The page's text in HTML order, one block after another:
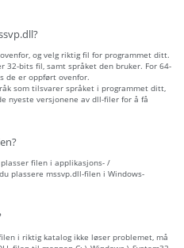
og velg riktig fil for programmet ditt.
32-bits fil, samt språket den bruker. For 64-
de er oppført ovenfor.
som tilsvarer språket i programmet ditt,
nyeste versjonene av dll-filer for å få
filen i applikasjons- /
plassere mssvp.dll-filen i Windows-
i riktig katalog ikke løser problemet, må